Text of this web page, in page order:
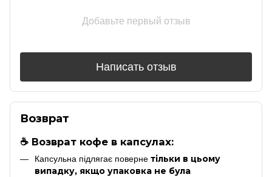
Добавьте первый отзыв
Написать отзыв
Возврат
☕ Возврат кофе в капсулах:
Капсульна підлягає поверне тільки в цьому
випадку, якщо упаковка не була